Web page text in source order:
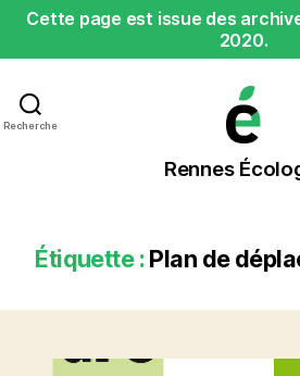
Cette page est issue des
2020.
Recherche
Rennes
Rennes
Étiquette :Plan de